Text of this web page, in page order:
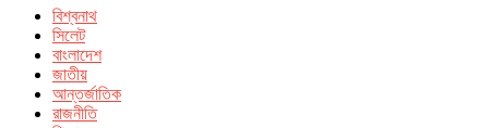
বিশ্বনাথ
সিলেট
বাংলাদেশ
জাতীয়
আন্তর্জাতিক
রাজনীতি